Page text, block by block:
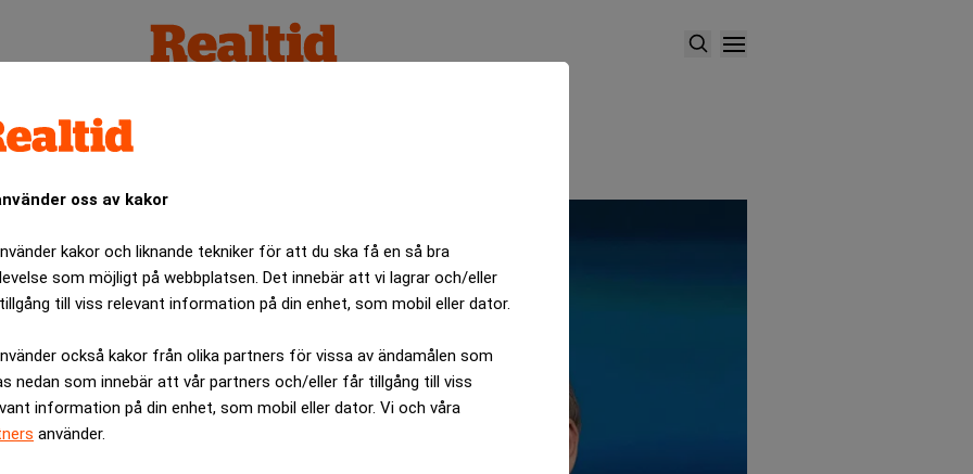
oss av kakor
kakor och liknande tekniker för att du ska få en så bra
som möjligt på webbplatsen. Det innebär att vi lagrar och/eller
till viss relevant information på din enhet, som mobil eller dator.
också kakor från olika partners för vissa av ändamålen som
nedan som innebär att vår partners och/eller får tillgång till viss
information på din enhet, som mobil eller dator. Vi och våra
använder.